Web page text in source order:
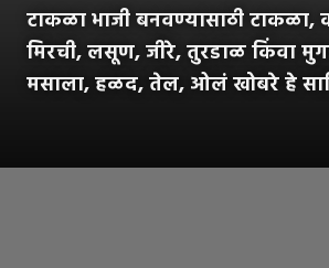
टाकळा भाजी बनवण्यासाठी टाकळा,
मिरची, लसूण, जीरे, तुरडाळ किंवा
मसाला, हळद, तेल, ओलं खोबरे हे